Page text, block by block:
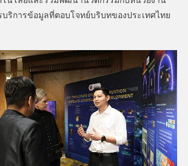
บริการข้อมูลที่ตอบโจทย์บริบทของประเทศไทย